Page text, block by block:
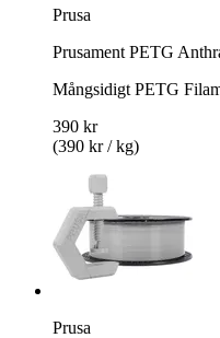
Prusa
Prusament PETG
Mångsidigt PETG
390 kr
(390 kr / kg)
Prusa